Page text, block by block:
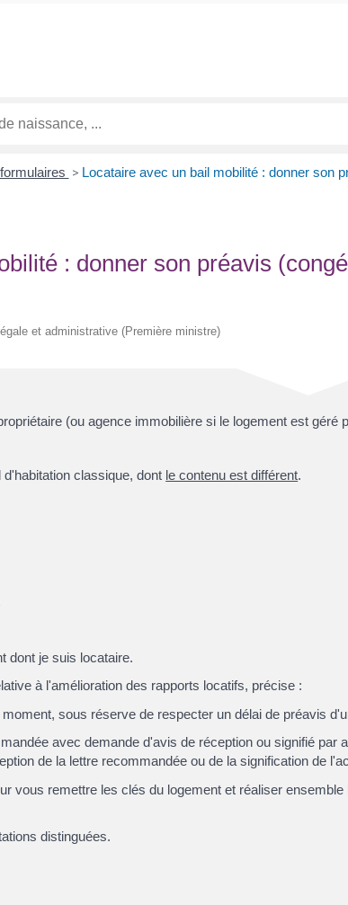
> Locataire avec un bail mobilité : donner son
: donner son préavis
et administrative (Première ministre)
(ou agence immobilière si le logement est
classique, dont le contenu est différent.
dont je suis locataire.
à l'amélioration des rapports locatifs, précise :
sous réserve de respecter un délai de préavis
avec demande d'avis de réception ou signifié
de la lettre recommandée ou de la signification de
vous remettre les clés du logement et réaliser
distinguées.